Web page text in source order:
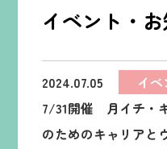
イベント・
2024.07.05
イベ
7/31開催 月イチ・
のためのキャリアと